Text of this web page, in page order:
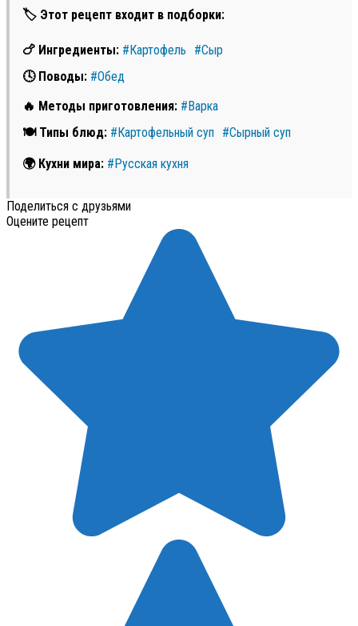
🏷 Этот рецепт входит в подборки:
🍗 Ингредиенты: #Картофель
#Сыр
🕓 Поводы: #Обед
🔥 Методы приготовления: #Варка
🍽 Типы блюд: #Картофельный суп #Сырный суп
🌍 Кухни мира: #Русская кухня
Поделиться с друзьями
Оцените рецепт